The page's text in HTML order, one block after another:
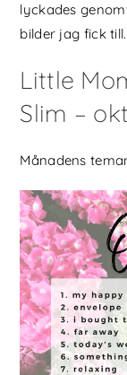
lyckades
bilder jag fick till.
Little
Slim –
Månadens